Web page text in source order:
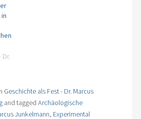
Geschichte als Fest - Dr. Marcus
and tagged Archäologische
Junkelmann, Experimental